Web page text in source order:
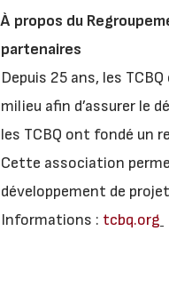
À propos du
partenaires
Depuis 25 ans, les
milieu afin d’assurer le
les TCBQ ont fondé un
Cette association
développement de
Informations : tcbq.org